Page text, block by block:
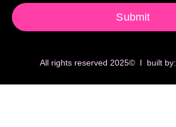
Submit
All rights reserved 2025© I built by: